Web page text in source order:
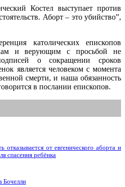
Костел выступает против
Аборт – это убийство”,
католических епископов
и верующим с просьбой не
о сокращении сроков
является человеком с момента
смерти, и наша обязанность
в послании епископов.
отказывается от евгенического аборта и
спасения ребёнка
Бочелли